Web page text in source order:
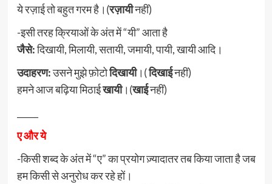
ये रज़ाई तो बहुत गरम है।(रज़ायीनहीं)
-इसी तरह क्रियाओं के अंत में “यी” आता है
जैसे:दिखायी, मिलायी, सतायी, जमायी, पायी, खायी आदि।
उदाहरण:उसने मुझे फ़ोटोदिखायी।(दिखाईनहीं)
हमने आज बढ़िया मिठाईखायी।(खाईनहीं)
ए और ये
-किसी शब्द के अंत में “ए” का प्रयोग ज़्यादातर तब किया जाता है जब
हम किसी से अनुरोध कर रहे हों।